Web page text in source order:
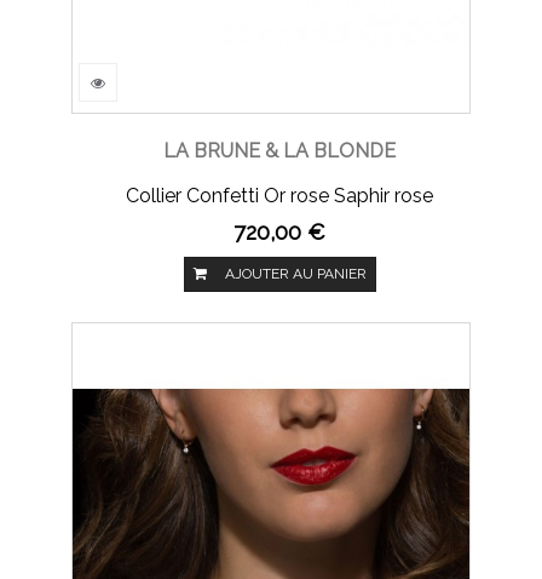
LA BRUNE & LA BLONDE
Collier Confetti Or rose Saphir rose
720,00 €
AJOUTER AU PANIER